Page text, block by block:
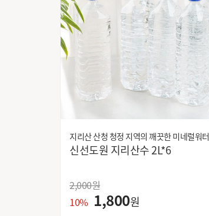
지리산 산청 청정 지역의 깨끗한 미네럴워터
신선도원 지리산수 2L*6
2,000원
10% 1,800원